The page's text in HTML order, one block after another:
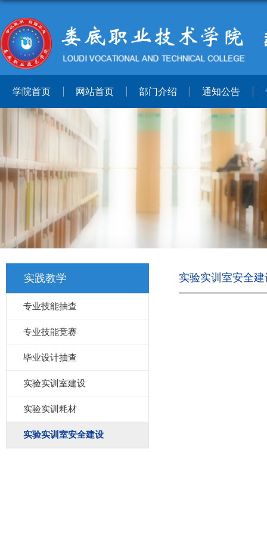
学院首页 网站首页 部门介绍 通知公告
实践教学
专业技能抽查
专业技能竞赛
毕业设计抽查
实验实训室建设
实验实训耗材
实验实训室安全建设
实验实训室安全建